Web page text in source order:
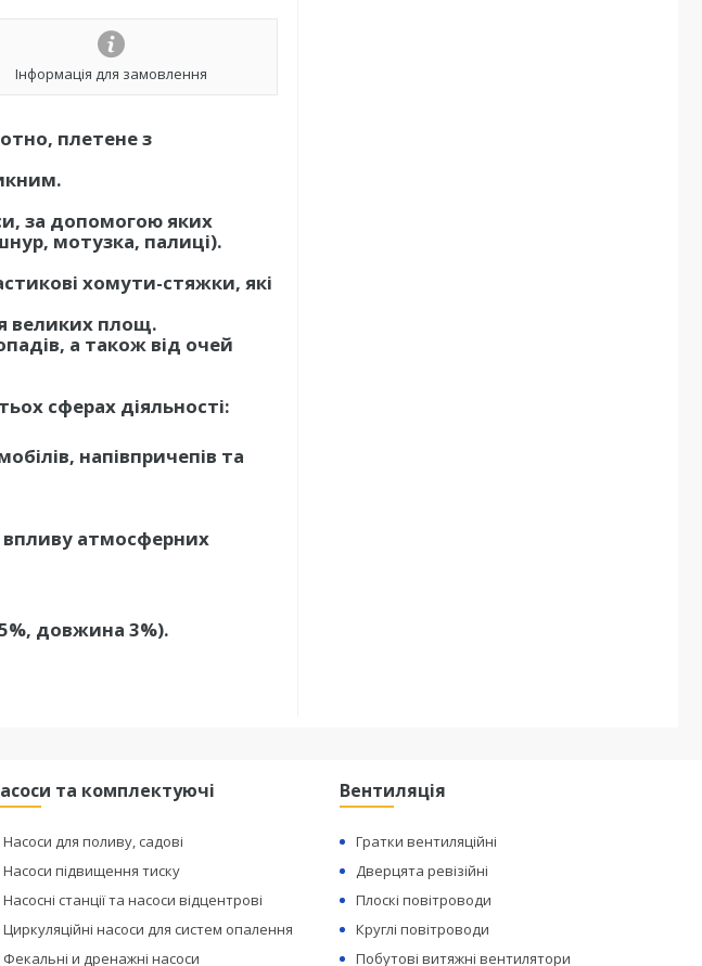
Інформація для замовлення
плетене з
за допомогою яких
мотузка, палиці).
хомути-стяжки, які
великих площ.
а також від очей
сферах діяльності:
напівпричепів та
впливу атмосферних
довжина 3%).
та комплектуючі
Насоси для поливу, садові
Насоси підвищення тиску
Насосні станції та насоси відцентрові
Циркуляційні насоси для систем опалення
Фекальні и дренажні насоси
Вентиляція
Гратки вентиляційні
Дверцята ревізійні
Плоскі повітроводи
Круглі повітроводи
Побутові витяжні вентилятори